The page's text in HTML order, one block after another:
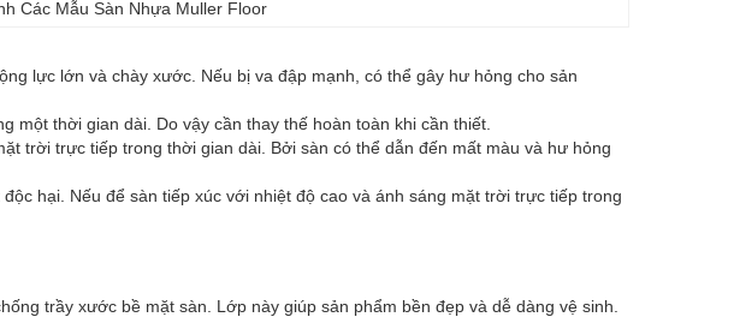
Các Mẫu Sàn Nhựa Muller Floor
lực lớn và chày xước. Nếu bị va đập mạnh, có thể gây hư hỏng cho sản
một thời gian dài. Do vậy cần thay thế hoàn toàn khi cần thiết.
trời trực tiếp trong thời gian dài. Bởi sàn có thể dẫn đến mất màu và hư hỏng
hại. Nếu để sàn tiếp xúc với nhiệt độ cao và ánh sáng mặt trời trực tiếp trong
trầy xước bề mặt sàn. Lớp này giúp sản phẩm bền đẹp và dễ dàng vệ sinh.